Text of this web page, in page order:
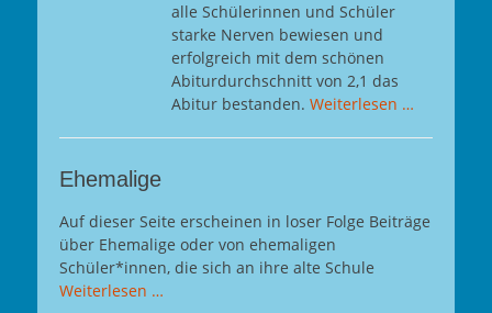
alle Schülerinnen und Schüler
starke Nerven bewiesen und
erfolgreich mit dem schönen
Abiturdurchschnitt von 2,1 das
Abitur bestanden. Weiterlesen …
Ehemalige
Auf dieser Seite erscheinen in loser Folge Beiträge
über Ehemalige oder von ehemaligen
Schüler*innen, die sich an ihre alte Schule
Weiterlesen …